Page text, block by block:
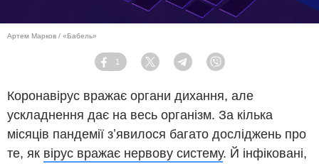
Артем Марков / «Бабель»
Facebook
1
Twitter TelegramViber
Коронавірус вражає органи дихання, але
ускладнення дає на весь організм. За кілька
місяців пандемії зʼявилося багато досліджень про
те, як вірус вражає нервову систему. Й інфіковані,